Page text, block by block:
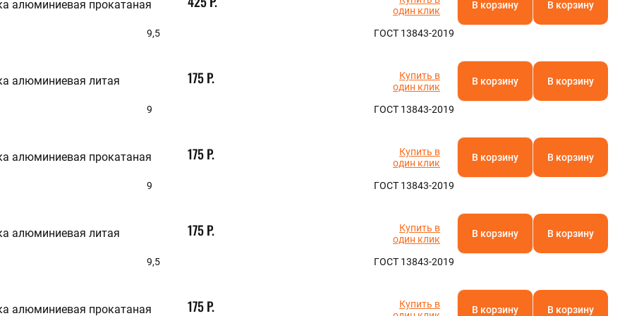
алюминиевая прокатаная
9,5 ГОСТ 13843-2019
один клик
В корзину В корзину
алюминиевая литая
9 ГОСТ 13843-2019
175 Р.
Купить в
один клик
В корзину В корзину
алюминиевая прокатаная
9 ГОСТ 13843-2019
175 Р.
Купить в
один клик
В корзину В корзину
алюминиевая литая
9,5 ГОСТ 13843-2019
175 Р.
Купить в
один клик
В корзину В корзину
алюминиевая прокатаная 175 Р.
Купить в
В корзину В корзину